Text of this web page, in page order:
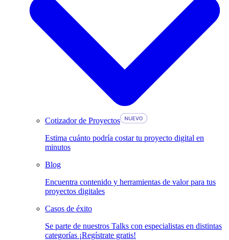
Cotizador de Proyectos
Estima cuánto podría costar tu proyecto digital en
minutos
Blog
Encuentra contenido y herramientas de valor para tus
proyectos digitales
Casos de éxito
Se parte de nuestros Talks con especialistas en distintas
categorías ¡Regístrate gratis!